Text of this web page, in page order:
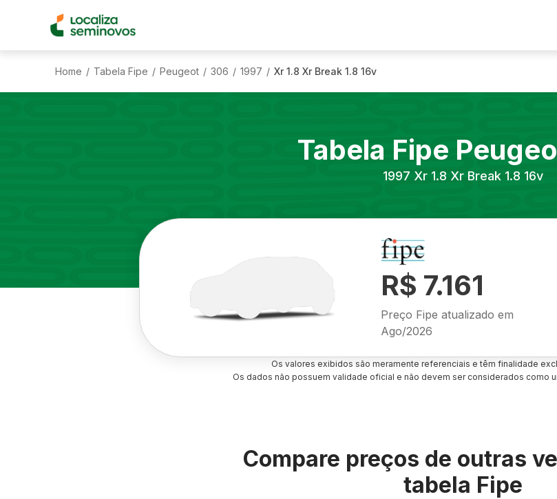
Home / Tabela Fipe / Peugeot / 306 / 1997 / Xr 1.8 Xr Break 1.8 16v
Tabela Fipe
1997 Xr 1.8 Xr Break 1.8 16v
R$ 7.161
Preço Fipe atualizado em
Ago/2026
Os valores exibidos são meramente referenciais e têm finalidade
Os dados não possuem validade oficial e não devem ser considerados como
Compare preços de outras
tabela Fipe